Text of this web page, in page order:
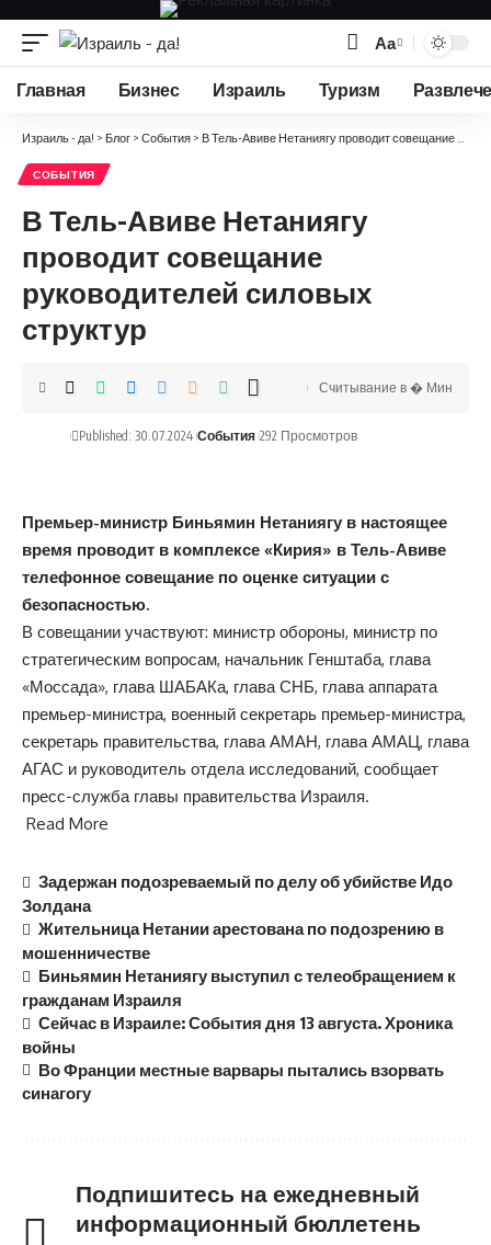
Изменение
размера
Аа
Главная Бизнес Израиль Туризм
Израиль - да! > Блог > События > В Тель-Авиве Нетаниягу проводит совещание руководителей силовых структур
СОБЫТИЯ
В Тель-Авиве Нетаниягу
проводит совещание
руководителей силовых
структур
Published: 30.07.2024 События 292 Просмотров
Считывание в � Мин
Премьер-министр Биньямин Нетаниягу в настоящее
время проводит в комплексе «Кирия» в Тель-Авиве
телефонное совещание по оценке ситуации с
безопасностью.
В совещании участвуют: министр обороны, министр по
стратегическим вопросам, начальник Генштаба, глава
«Моссада», глава ШАБАКа, глава СНБ, глава аппарата
премьер-министра, военный секретарь премьер-министра,
секретарь правительства, глава АМАН, глава АМАЦ, глава
АГАС и руководитель отдела исследований, сообщает
пресс-служба главы правительства Израиля.
Read More
Задержан подозреваемый по делу об убийстве Идо
Золдана
Жительница Нетании арестована по подозрению в
мошенничестве
Биньямин Нетаниягу выступил с телеобращением к
гражданам Израиля
Сейчас в Израиле: События дня 13 августа. Хроника
войны
Во Франции местные варвары пытались взорвать
синагогу
Подпишитесь на ежедневный
информационный бюллетень